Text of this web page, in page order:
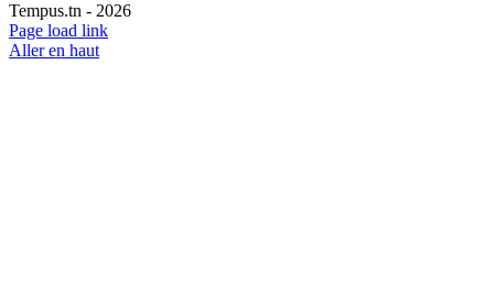
Tempus.tn - 2026
Page load link
Aller en haut